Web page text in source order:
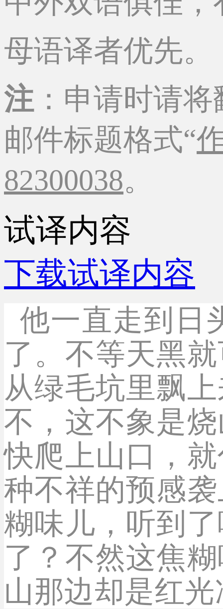
母语译者优先。
注：申请时请
邮件标题格式“
82300038。
试译内容
下载试译内容
他一直走到日
了。不等天黑
从绿毛坑里飘
不，这不象是
快爬上山口，
种不祥的预感
糊味儿，听到
了？不然这焦
山那边却是红